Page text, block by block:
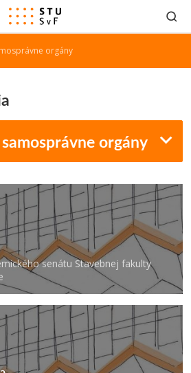
orgány
orgány
senátu Stavebnej fakulty